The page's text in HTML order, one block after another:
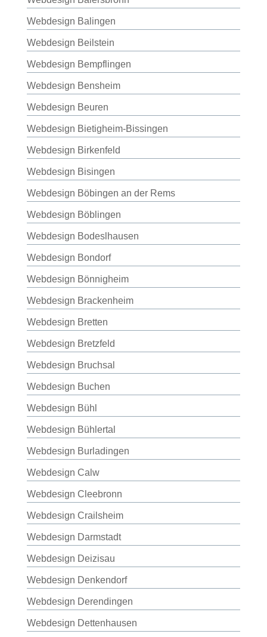
Webdesign Balingen
Webdesign Beilstein
Webdesign Bempflingen
Webdesign Bensheim
Webdesign Beuren
Webdesign Bietigheim-Bissingen
Webdesign Birkenfeld
Webdesign Bisingen
Webdesign Böbingen an der Rems
Webdesign Böblingen
Webdesign Bodeslhausen
Webdesign Bondorf
Webdesign Bönnigheim
Webdesign Brackenheim
Webdesign Bretten
Webdesign Bretzfeld
Webdesign Bruchsal
Webdesign Buchen
Webdesign Bühl
Webdesign Bühlertal
Webdesign Burladingen
Webdesign Calw
Webdesign Cleebronn
Webdesign Crailsheim
Webdesign Darmstadt
Webdesign Deizisau
Webdesign Denkendorf
Webdesign Derendingen
Webdesign Dettenhausen